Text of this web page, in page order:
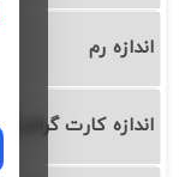
اندازه رم
اندازه کارت گرافیگ